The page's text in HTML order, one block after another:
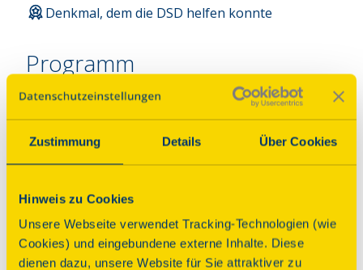
Zustimmung Details Über Cookies
Hinweis zu Cookies
Unsere Webseite verwendet Tracking-Technologien (wie
Cookies) und eingebundene externe Inhalte. Diese
dienen dazu, unsere Website für Sie attraktiver zu
Denkmal, dem die DSD helfen konnte
Programm
Um 10:00 Uhr findet ein Gottesdienst mit
Begleitung auf der historischen Walcker-Orgel von
1838 statt. Kirchenführungen werden um 11:30
Uhr sowie um 15:00 Uhr für Groß und Klein
angeboten.
rollstuhlgerecht Anbindung ÖPNV